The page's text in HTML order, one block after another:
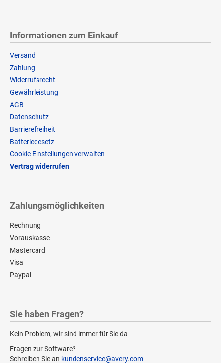
Informationen zum Einkauf
Versand
Zahlung
Widerrufsrecht
Gewährleistung
AGB
Datenschutz
Barrierefreiheit
Batteriegesetz
Cookie Einstellungen verwalten
Vertrag widerrufen
Zahlungsmöglichkeiten
Rechnung
Vorauskasse
Mastercard
Visa
Paypal
Sie haben Fragen?
Kein Problem, wir sind immer für Sie da
Fragen zur Software?
Schreiben Sie an kundenservice@avery.com